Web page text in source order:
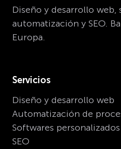
Diseño y desarrollo web,
automatización y SEO.
Europa.
Servicios
Diseño y desarrollo web
Automatización de
Softwares personalizados
SEO